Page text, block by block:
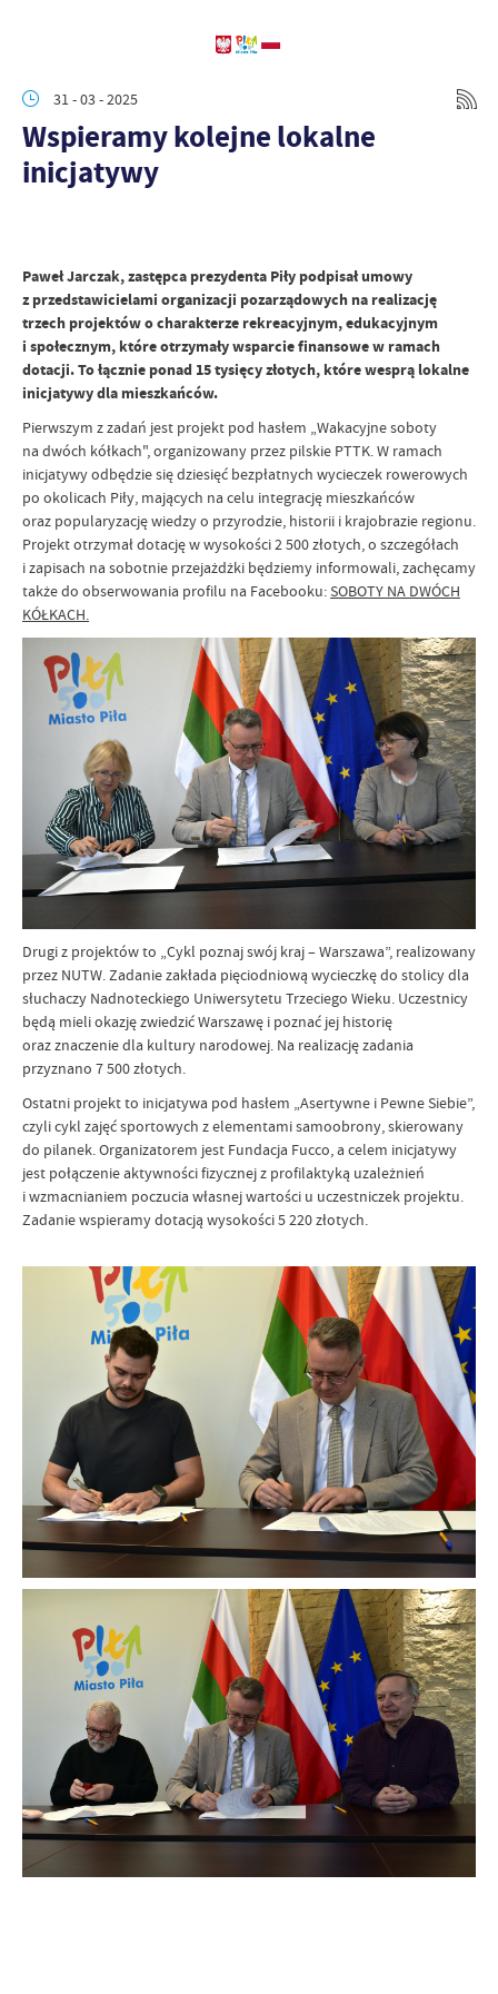
31 - 03 - 2025
Wspieramy kolejne lokalne
inicjatywy
Paweł Jarczak, zastępca prezydenta Piły podpisał umowy
z przedstawicielami organizacji pozarządowych na realizację
trzech projektów o charakterze rekreacyjnym, edukacyjnym
i społecznym, które otrzymały wsparcie finansowe w ramach
dotacji. To łącznie ponad 15 tysięcy złotych, które wesprą lokalne
inicjatywy dla mieszkańców.
Pierwszym z zadań jest projekt pod hasłem „Wakacyjne soboty
na dwóch kółkach", organizowany przez pilskie PTTK. W ramach
inicjatywy odbędzie się dziesięć bezpłatnych wycieczek rowerowych
po okolicach Piły, mających na celu integrację mieszkańców
oraz popularyzację wiedzy o przyrodzie, historii i krajobrazie regionu.
Projekt otrzymał dotację w wysokości 2 500 złotych, o szczegółach
i zapisach na sobotnie przejażdżki będziemy informowali, zachęcamy
także do obserwowania profilu na Facebooku:SOBOTY NA DWÓCH
KÓŁKACH.
Drugi z projektów to „Cykl poznaj swój kraj – Warszawa”, realizowany
przez NUTW. Zadanie zakłada pięciodniową wycieczkę do stolicy dla
słuchaczy Nadnoteckiego Uniwersytetu Trzeciego Wieku. Uczestnicy
będą mieli okazję zwiedzić Warszawę i poznać jej historię
oraz znaczenie dla kultury narodowej. Na realizację zadania
przyznano 7 500 złotych.
Ostatni projekt to inicjatywa pod hasłem „Asertywne i Pewne Siebie”,
czyli cykl zajęć sportowych z elementami samoobrony, skierowany
do pilanek. Organizatorem jest Fundacja Fucco, a celem inicjatywy
jest połączenie aktywności fizycznej z profilaktyką uzależnień
i wzmacnianiem poczucia własnej wartości u uczestniczek projektu.
Zadanie wspieramy dotacją wysokości 5 220 złotych.